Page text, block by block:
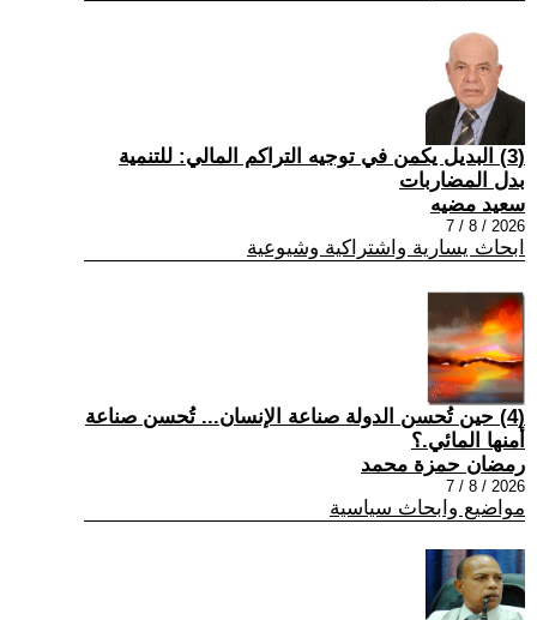
(3) البديل يكمن في توجيه التراكم المالي: للتنمية
بدل المضاربات
سعيد مضيه
2026 / 8 / 7
ابحاث يسارية واشتراكية وشيوعية
(4) حين تُحسن الدولة صناعة الإنسان... تُحسن صناعة
أمنها المائي.؟
رمضان حمزة محمد
2026 / 8 / 7
مواضيع وابحاث سياسية